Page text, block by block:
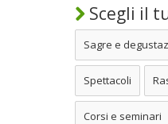
Scegli il
Sagre e
Spettacoli
Corsi e seminari